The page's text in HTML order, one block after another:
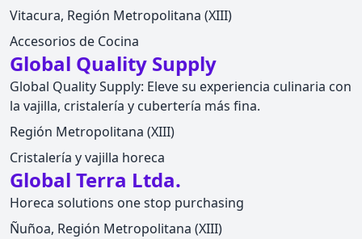
Vitacura, Región Metropolitana (XIII)
Accesorios de Cocina
Global Quality Supply
Global Quality Supply: Eleve su experiencia culinaria con
la vajilla, cristalería y cubertería más fina.
Región Metropolitana (XIII)
Cristalería y vajilla horeca
Global Terra Ltda.
Horeca solutions one stop purchasing
Ñuñoa, Región Metropolitana (XIII)